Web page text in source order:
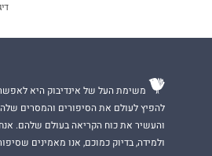
משימת העל של אינדיבוק היא
להפיץ לעולם את הסיפורים והמסרים
והעשיר את כוח הקריאה בעולם שלהם.
ולמידה, בדיוק כמוכם, אנו מאמינים